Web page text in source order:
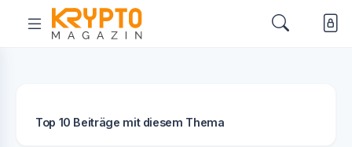
Top 10 Beiträge mit diesem Thema